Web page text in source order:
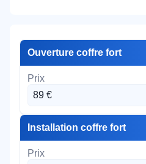
Ouverture coffre fort
89 €
Installation coffre fort